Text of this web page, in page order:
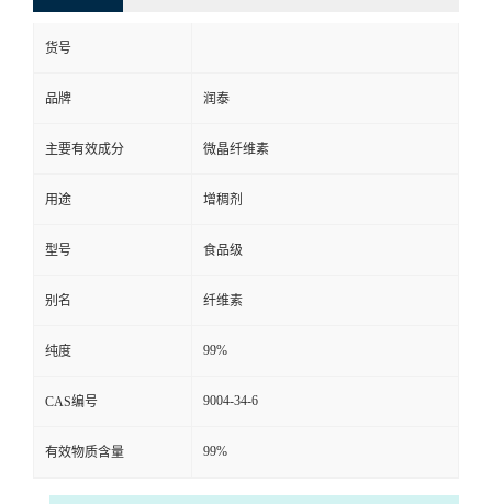
货号
品牌 润泰
主要有效成分 微晶纤维素
用途 增稠剂
型号 食品级
别名 纤维素
纯度 99%
CAS编号 9004-34-6
有效物质含量 99%